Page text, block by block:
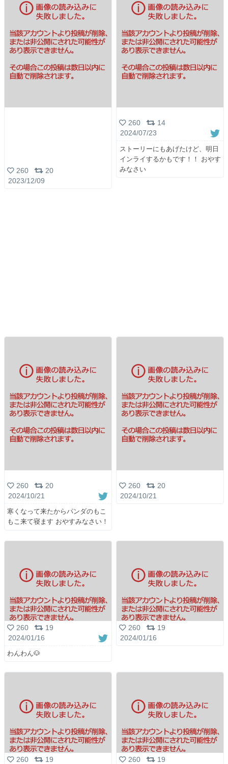
260
20
2023/12/09
260
14
2024/07/23
ストーリーにもあげたけど、明日
インライするかもです！！ おやす
みなさい
260
20
2024/10/21
寒くなって来たからパンダのもこ
もこ来て寝ます おやすみなさい！
260
20
2024/10/21
260
19
2024/01/16
わんわん🐶
260
19
2024/01/16
260
19
260
19